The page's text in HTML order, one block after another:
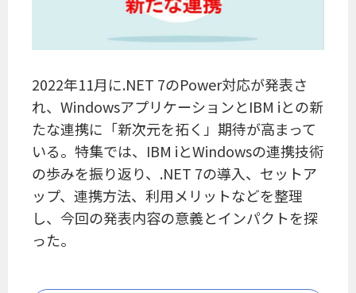
2022年11月に.NET 7のPower対応が発表さ
れ、WindowsアプリケーションとIBM iとの新
たな連携に「新次元を拓く」期待が高まって
いる。特集では、IBM iとWindowsの連携技術
の歩みを振り返り、.NET 7の導入、セットア
ップ、連携方法、利用メリットなどを整理
し、今回の発表内容の意義とインパクトを探
った。